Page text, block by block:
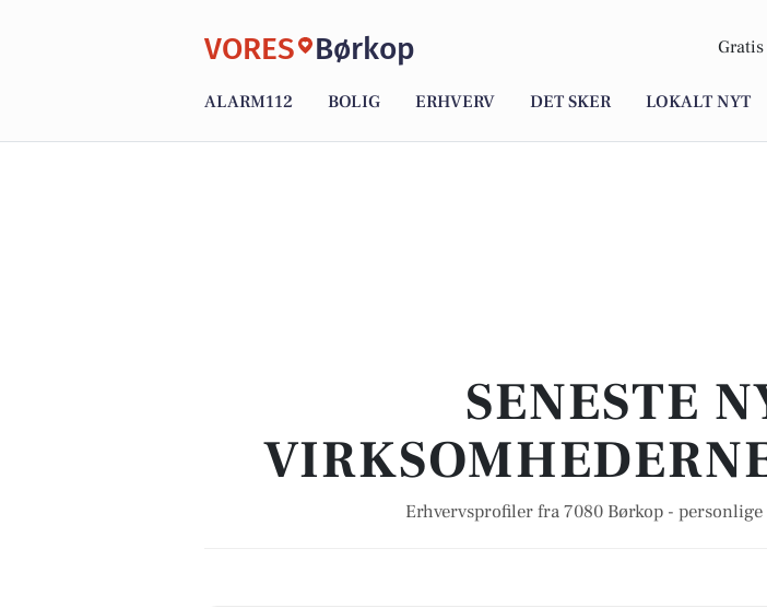
VORES Børkop
ALARM112 BOLIG ERHVERV DET SKER LOKALT NYT
SENESTE
Erhvervsprofiler fra 7080 Børkop -